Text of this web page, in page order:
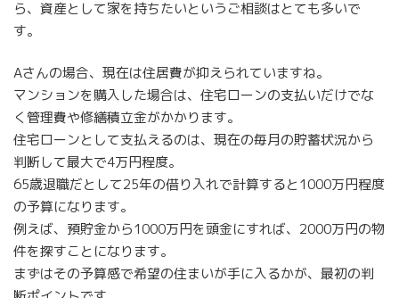
ら、資産として家を持ちたいというご相談はとても多いで
す。
Aさんの場合、現在は住居費が抑えられていますね。
マンションを購入した場合は、住宅ローンの支払いだけでな
く管理費や修繕積立金がかかります。
住宅ローンとして支払えるのは、現在の毎月の貯蓄状況から
判断して最大で4万円程度。
65歳退職だとして25年の借り入れで計算すると1000万円程度
の予算になります。
例えば、預貯金から1000万円を頭金にすれば、2000万円の物
件を探すことになります。
まずはその予算感で希望の住まいが手に入るかが、最初の判